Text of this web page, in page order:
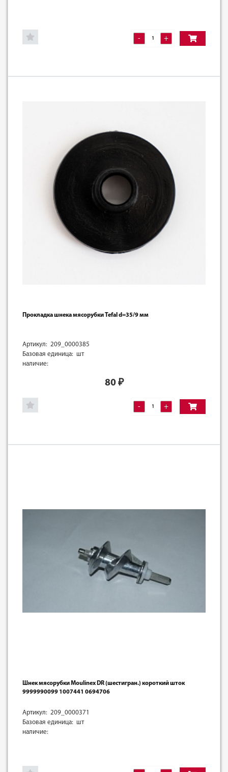
- +
Прокладка шнека мясорубки Tefal d=35/9 мм
Артикул: 209_0000385
Базовая единица: шт
наличие:
80₽
- +
Шнек мясорубки Moulinex DR (шестигран.) короткий шток
9999990099 1007441 0694706
Артикул: 209_0000371
Базовая единица: шт
наличие: